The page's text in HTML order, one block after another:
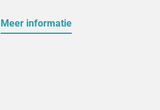
Meer informatie